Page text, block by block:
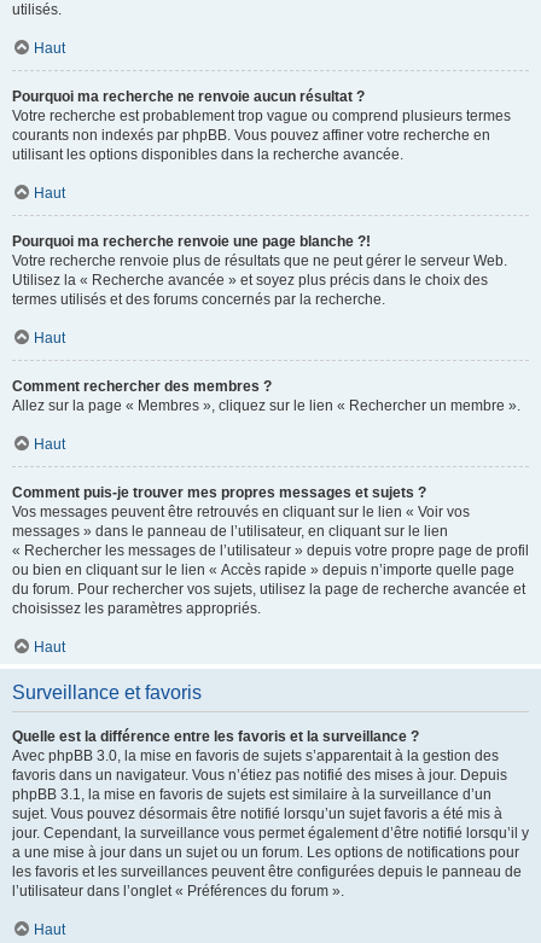
utilisés.
Haut
Pourquoi ma recherche ne renvoie aucun résultat ?
Votre recherche est probablement trop vague ou comprend plusieurs termes
courants non indexés par phpBB. Vous pouvez affiner votre recherche en
utilisant les options disponibles dans la recherche avancée.
Haut
Pourquoi ma recherche renvoie une page blanche ?!
Votre recherche renvoie plus de résultats que ne peut gérer le serveur Web.
Utilisez la « Recherche avancée » et soyez plus précis dans le choix des
termes utilisés et des forums concernés par la recherche.
Haut
Comment rechercher des membres ?
Allez sur la page « Membres », cliquez sur le lien « Rechercher un membre ».
Haut
Comment puis-je trouver mes propres messages et sujets ?
Vos messages peuvent être retrouvés en cliquant sur le lien « Voir vos
messages » dans le panneau de l’utilisateur, en cliquant sur le lien
« Rechercher les messages de l’utilisateur » depuis votre propre page de profil
ou bien en cliquant sur le lien « Accès rapide » depuis n’importe quelle page
du forum. Pour rechercher vos sujets, utilisez la page de recherche avancée et
choisissez les paramètres appropriés.
Haut
Surveillance et favoris
Quelle est la différence entre les favoris et la surveillance ?
Avec phpBB 3.0, la mise en favoris de sujets s’apparentait à la gestion des
favoris dans un navigateur. Vous n’étiez pas notifié des mises à jour. Depuis
phpBB 3.1, la mise en favoris de sujets est similaire à la surveillance d’un
sujet. Vous pouvez désormais être notifié lorsqu’un sujet favoris a été mis à
jour. Cependant, la surveillance vous permet également d’être notifié lorsqu’il y
a une mise à jour dans un sujet ou un forum. Les options de notifications pour
les favoris et les surveillances peuvent être configurées depuis le panneau de
l’utilisateur dans l’onglet « Préférences du forum ».
Haut